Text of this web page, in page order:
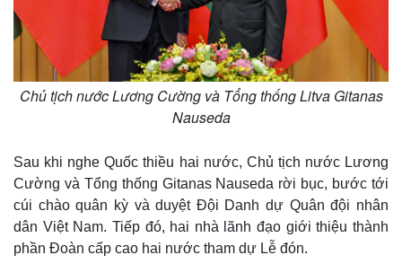
Chủ tịch nước Lương Cường và Tổng thống Litva Gitanas
Nauseda
Sau khi nghe Quốc thiều hai nước, Chủ tịch nước Lương
Cường và Tổng thống Gitanas Nauseda rời bục, bước tới
cúi chào quân kỳ và duyệt Đội Danh dự Quân đội nhân
dân Việt Nam. Tiếp đó, hai nhà lãnh đạo giới thiệu thành
phần Đoàn cấp cao hai nước tham dự Lễ đón.